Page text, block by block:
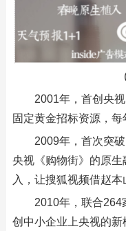
2001年，首创央
固定黄金招标资源，每
2009年，首次突
央视《购物街》的原
入，让搜狐视频借赵本
2010年，联合264
创中小企业上央视的新